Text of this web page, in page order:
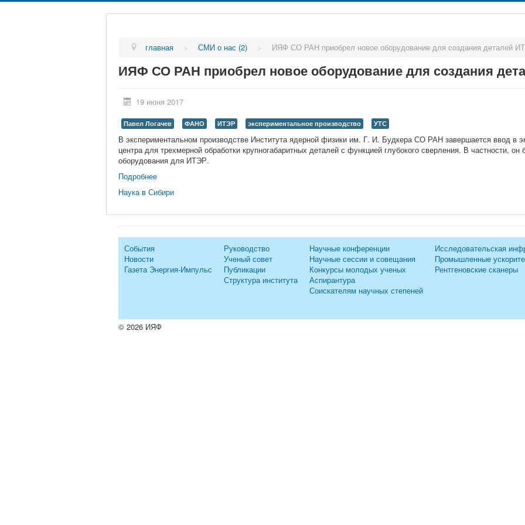
главная > СМИ о нас (2) > ИЯФ СО РАН приобрел новое оборудование для создания деталей
ИЯФ СО РАН приобрел новое оборудование для создания
19 июня 2017
Павел Логачев ФАНО ИТЭР экспериментальное производство УТС
В экспериментальном производстве Института ядерной физики им. Г. И. Будкера СО РАН завершается ввод в
центра для трехмерной обработки крупногабаритных деталей с функцией глубокого сверления. В частности, он
оборудования для ИТЭР.
Подробнее
Наука в Сибири
События
Новости
Газета Энергия-Импульс
Руководство
Ученый совет
Публикации
Структура института
Научные конференции
Научные сессии и совещания
Конкурсы молодых ученых
Аспирантура
Соискателям научных степеней
Исследовательская
Промышленные
Рентгеновские сканеры
© 2026 ИЯФ